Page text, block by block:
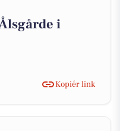
i
Kopiér link